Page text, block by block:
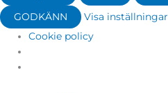
GODKÄNN
Visa inställningar
Cookie policy